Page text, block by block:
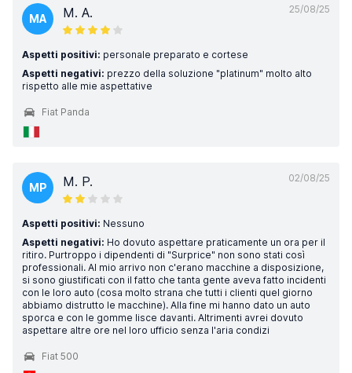
25/08/25
MA M. A.
Aspetti positivi: personale preparato e cortese
Aspetti negativi: prezzo della soluzione "platinum" molto alto
rispetto alle mie aspettative
Fiat Panda
02/08/25
MP M. P.
Aspetti positivi: Nessuno
Aspetti negativi: Ho dovuto aspettare praticamente un ora per il
ritiro. Purtroppo i dipendenti di "Surprice" non sono stati così
professionali. Al mio arrivo non c'erano macchine a disposizione,
si sono giustificati con il fatto che tanta gente aveva fatto incidenti
con le loro auto (cosa molto strana che tutti i clienti quel giorno
abbiamo distrutto le macchine). Alla fine mi hanno dato un auto
sporca e con le gomme lisce davanti. Altrimenti avrei dovuto
aspettare altre ore nel loro ufficio senza l'aria condizi
Fiat 500